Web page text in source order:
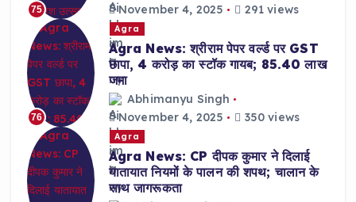
75
November 4, 2025
291 views
76
Agra
Agra News: श्रीराम पेपर वर्ल्ड पर GST
छापा, 4 करोड़ का स्टॉक गायब; 85.40 लाख
जमा
Abhimanyu Singh
November 4, 2025
350 views
Agra
Agra News: CP दीपक कुमार ने दिलाई
यातायात नियमों के पालन की शपथ; चालान के
साथ जागरूकता